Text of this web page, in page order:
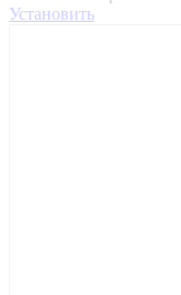
Установить